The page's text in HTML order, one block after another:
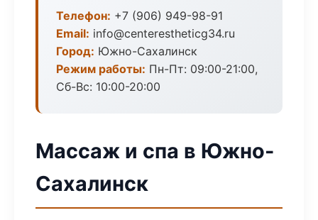
Телефон: +7 (906) 949-98-91
Email: info@centerestheticg34.ru
Город: Южно-Сахалинск
Режим работы: Пн-Пт: 09:00-21:00,
Сб-Вс: 10:00-20:00
Массаж и спа в Южно-
Сахалинск